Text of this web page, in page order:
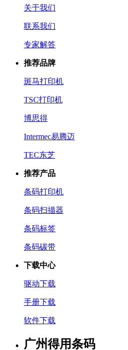
关于我们
联系我们
专家解答
推荐品牌
斑马打印机
TSC打印机
博思得
Intermec易腾迈
TEC东芝
推荐产品
条码打印机
条码扫描器
条码标签
条码碳带
下载中心
驱动下载
手册下载
软件下载
广州得用条码